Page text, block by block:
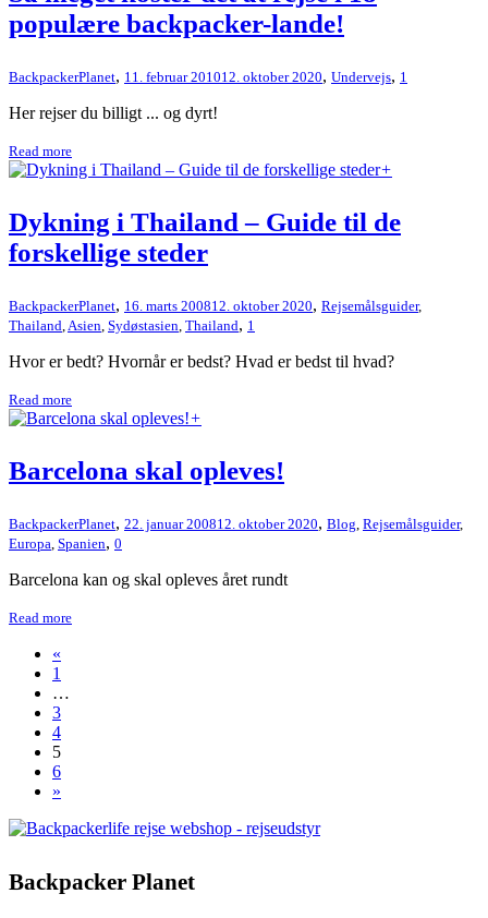
populære backpacker-lande!
BackpackerPlanet, 11. februar 201012. oktober 2020, Undervejs, 1
Her rejser du billigt ... og dyrt!
Read more
+
Dykning i Thailand – Guide til de
forskellige steder
BackpackerPlanet, 16. marts 200812. oktober 2020, Rejsemålsguider,
Thailand Asien Sydøstasien Thailand, 1
Hvor er bedt? Hvornår er bedst? Hvad er bedst til hvad?
Read more
+
Barcelona skal opleves!
BackpackerPlanet, 22. januar 200812. oktober 2020, Blog Rejsemålsguider,
Europa Spanien, 0
Barcelona kan og skal opleves året rundt
Read more
«
1
…
3
4
5
6
»
Backpacker Planet